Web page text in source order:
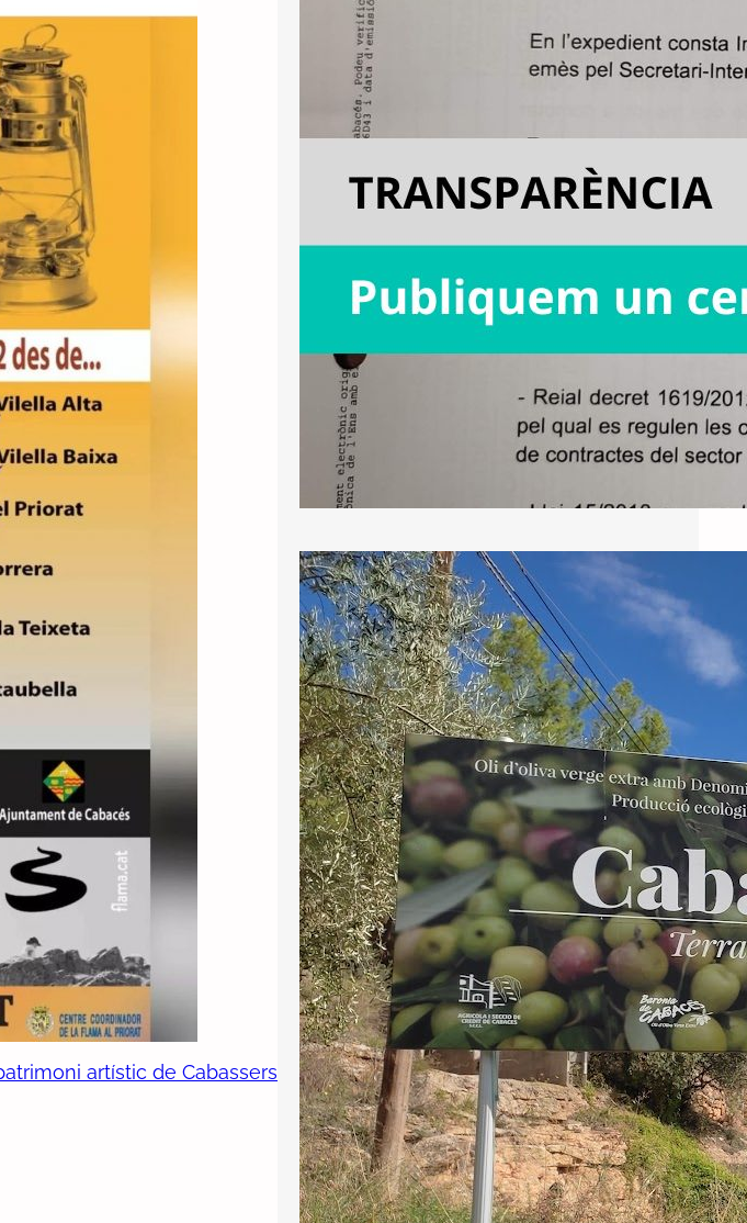
artístic de Cabassers
Nota de premsa: perseverem en la
defensa de la Llei de Política
Lingüística
El Tribunal d’Instància de Tarragona
ha notificat avui la sentència respecte
al recurs interposat per Junts contra
la negativa de l’Ajuntament de
Cabassers a oficialitzar el topònim
català del municipi després d’haver
anunciat el 2024 que ho faria per
complir la Llei e Política Lingüística. En
la resolució, el tribunal ha decidit
inadmetre la demanda…